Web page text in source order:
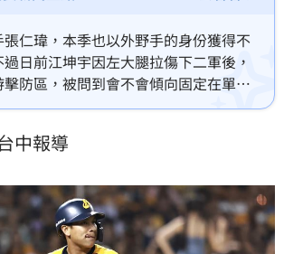
仁瑋，本季也以外野手的身份獲得不
日前江坤宇因左大腿拉傷下二軍後，
防區，被問到會不會傾向固定在單一
具人沒有不好，只要能夠上場就是好
中報導